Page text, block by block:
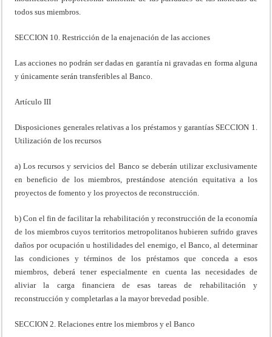
todos sus miembros.
SECCION 10. Restricción de la enajenación de las acciones
Las acciones no podrán ser dadas en garantía ni gravadas en forma alguna
y únicamente serán transferibles al Banco.
Artículo III
Disposiciones generales relativas a los préstamos y garantías SECCION 1.
Utilización de los recursos
a) Los recursos y servicios del Banco se deberán utilizar exclusivamente
en beneficio de los miembros, prestándose atención equitativa a los
proyectos de fomento y los proyectos de reconstrucción.
b) Con el fin de facilitar la rehabilitación y reconstrucción de la economía
de los miembros cuyos territorios metropolitanos hubieren sufrido graves
daños por ocupación u hostilidades del enemigo, el Banco, al determinar
las condiciones y términos de los préstamos que conceda a esos
miembros, deberá tener especialmente en cuenta las necesidades de
aliviar la carga financiera de esas tareas de rehabilitación y
reconstrucción y completarlas a la mayor brevedad posible.
SECCION 2. Relaciones entre los miembros y el Banco